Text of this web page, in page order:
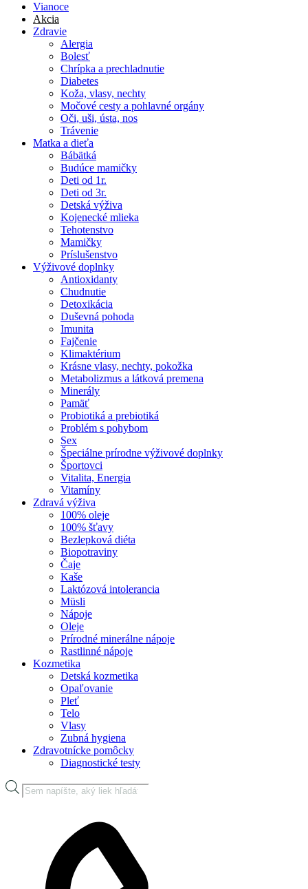
Vianoce
Akcia
Zdravie
Alergia
Bolesť
Chrípka a prechladnutie
Diabetes
Koža, vlasy, nechty
Močové cesty a pohlavné orgány
Oči, uši, ústa, nos
Trávenie
Matka a dieťa
Bábätká
Budúce mamičky
Deti od 1r.
Deti od 3r.
Detská výživa
Kojenecké mlieka
Tehotenstvo
Mamičky
Príslušenstvo
Výživové doplnky
Antioxidanty
Chudnutie
Detoxikácia
Duševná pohoda
Imunita
Fajčenie
Klimaktérium
Krásne vlasy, nechty, pokožka
Metabolizmus a látková premena
Minerály
Pamäť
Probiotiká a prebiotiká
Problém s pohybom
Sex
Špeciálne prírodne výživové doplnky
Športovci
Vitalita, Energia
Vitamíny
Zdravá výživa
100% oleje
100% šťavy
Bezlepková diéta
Biopotraviny
Čaje
Kaše
Laktózová intolerancia
Müsli
Nápoje
Oleje
Prírodné minerálne nápoje
Rastlinné nápoje
Kozmetika
Detská kozmetika
Opaľovanie
Pleť
Telo
Vlasy
Zubná hygiena
Zdravotnícke pomôcky
Diagnostické testy
Products
search